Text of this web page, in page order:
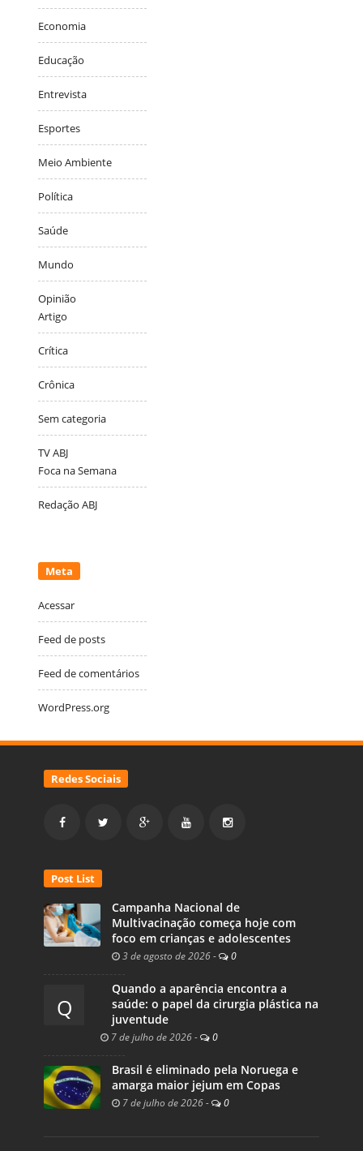
Economia
Educação
Entrevista
Esportes
Meio Ambiente
Política
Saúde
Mundo
Opinião
Artigo
Crítica
Crônica
Sem categoria
TV ABJ
Foca na Semana
Redação ABJ
Meta
Acessar
Feed de posts
Feed de comentários
WordPress.org
Redes Sociais
Post List
Campanha Nacional de
Multivacinação começa hoje com
foco em crianças e adolescentes
3 de agosto de 2026 - 0
Q
Quando a aparência encontra a
saúde: o papel da cirurgia plástica na
juventude
7 de julho de 2026 - 0
Brasil é eliminado pela Noruega e
amarga maior jejum em Copas
7 de julho de 2026 - 0